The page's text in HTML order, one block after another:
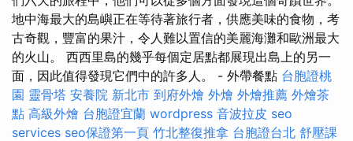
地中海最大的島嶼正在等待著旅行者，供應美味的食物，考
古奇觀，豐富的果汁，令人難以置信的美麗海灘和歐洲最大
的火山。 西西里島的幾乎每個定居點都展現出島上的另一
面，因此值得發現它們中的許多人。 - 外帶餐點 台胞證桃
園 靈骨塔 安養院 新北市 到府外燴 外燴 外燴推薦 外燴茶
點 高級外燴 台胞證宜蘭 wordpress 音波拉皮 seo
services seo保證第一頁 竹北整復推拿 台胞證台北 舒壓課